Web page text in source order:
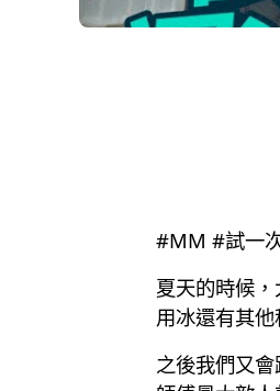
#MM #試一
夏天的時候
用冰還有其
之後我們又